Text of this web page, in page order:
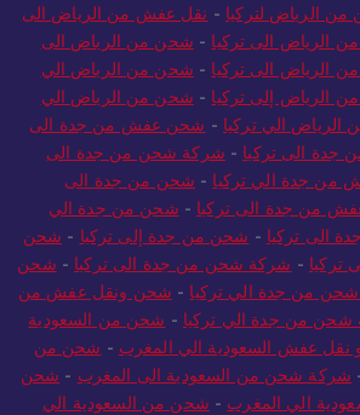
الرياض لتركيا - نقل عفش من الرياض الى
الرياض الى تركيا - شحن من الرياض الى
الرياض الى تركيا - شحن من الرياض الي
الرياض إلى تركيا - شحن من الرياض الي
الي تركيا - شحن عفش من جدة الى
الى تركيا - شركة شحن من جدة الى
جدة الي تركيا - شحن من جدة الى
من جدة الى تركيا - شحن من جدة الي
الى تركيا - شحن من جدة إلى تركيا - شحن
- شركة شحن من جدة الى تركيا - شحن
من جدة الي تركيا - شحن ونقل عفش من
من جدة الي تركيا - شحن من السعودية
عفش السعودية الي المغرب - شحن من
شركة شحن من السعودية الى المغرب - شحن
الي المغرب - شحن من السعودية الي